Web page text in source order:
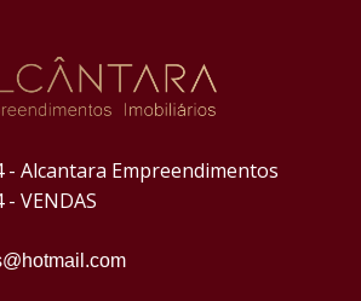
- Alcantara Empreendimentos
VENDAS